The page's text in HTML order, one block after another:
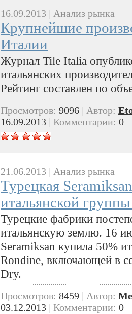
16.09.2013 Анализ рынка
Крупнейшие
Италии
Журнал Tile Italia
итальянских
Рейтинг составлен по
Просмотров: 9096 Автор:
16.09.2013
Комментарии: 0
21.06.2013 | Анализ рынка
Турецкая
итальянской
Турецкие фабрики
итальянскую землю. 16
Seramiksan купила 50%
Rondine, включающей в
Dry.
Просмотров: 8459 | Автор:
03.12.2013 | Комментарии: 0